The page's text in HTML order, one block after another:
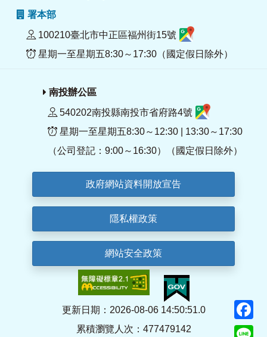
署本部
100210臺北市中正區福州街15號
星期一至星期五8:30～17:30（國定假日除外）
南投辦公區
540202南投縣南投市省府路4號
星期一至星期五8:30～12:30 | 13:30～17:30
（公司登記：9:00～16:30）（國定假日除外）
政府網站資料開放宣告
隱私權政策
網站安全政策
更新日期：2026-08-06 14:50:51.0
累積瀏覽人次：477479142